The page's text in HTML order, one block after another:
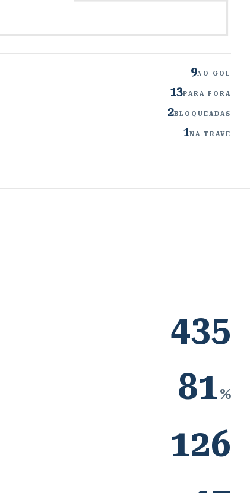
9NO GOL
13PARA FORA
2BLOQUEADAS
1NA TRAVE
435
81 %
126